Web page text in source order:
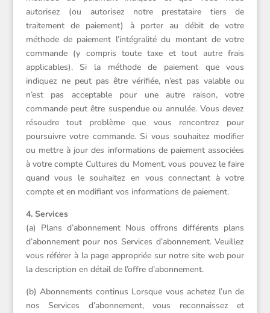
autorisez (ou autorisez notre prestataire tiers de
traitement de paiement) à porter au débit de votre
méthode de paiement l’intégralité du montant de votre
commande (y compris toute taxe et tout autre frais
applicables). Si la méthode de paiement que vous
indiquez ne peut pas être vérifiée, n’est pas valable ou
n’est pas acceptable pour une autre raison, votre
commande peut être suspendue ou annulée. Vous devez
résoudre tout problème que vous rencontrez pour
poursuivre votre commande. Si vous souhaitez modifier
ou mettre à jour des informations de paiement associées
à votre compte Cultures du Moment, vous pouvez le faire
quand vous le souhaitez en vous connectant à votre
compte et en modifiant vos informations de paiement.
4. Services
(a) Plans d’abonnement Nous offrons différents plans
d’abonnement pour nos Services d’abonnement. Veuillez
vous référer à la page appropriée sur notre site web pour
la description en détail de l’offre d’abonnement.
(b) Abonnements continus Lorsque vous achetez l’un de
nos Services d’abonnement, vous reconnaissez et